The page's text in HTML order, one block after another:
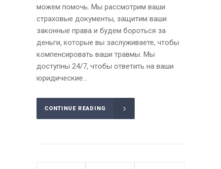
можем помочь. Мы рассмотрим ваши
страховые документы, защитим ваши
законные права и будем бороться за
деньги, которые вы заслуживаете, чтобы
компенсировать ваши травмы. Мы
доступны 24/7, чтобы ответить на ваши
юридические...
CONTINUE READING